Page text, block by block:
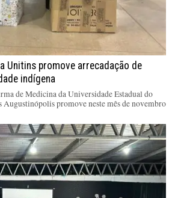
Unitins promove arrecadação de
indígena
de Medicina da Universidade Estadual do
promove neste mês de novembro